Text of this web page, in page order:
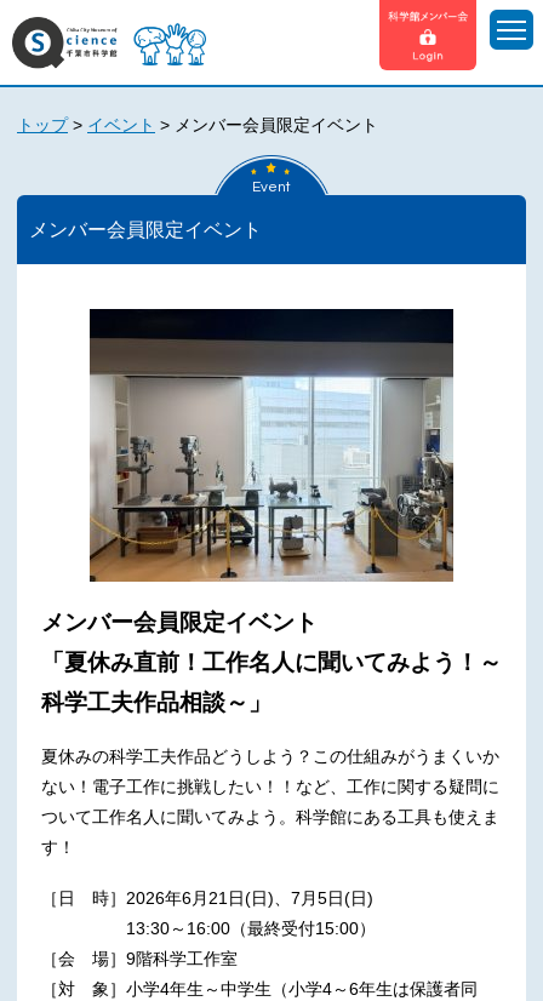
トップ> イベント > メンバー会員限定イベント
Event
メンバー会員限定イベント
メンバー会員限定イベント
「夏休み直前！工作名人に聞いてみよう！～
科学工夫作品相談～」
夏休みの科学工夫作品どうしよう？この仕組みがうまくいか
ない！電子工作に挑戦したい！！など、工作に関する疑問に
ついて工作名人に聞いてみよう。科学館にある工具も使えま
す！
［日 時］2026年6月21日(日)、7月5日(日)
13:30～16:00（最終受付15:00）
［会 場］9階科学工作室
［対 象］小学4年生～中学生（小学4～6年生は保護者同